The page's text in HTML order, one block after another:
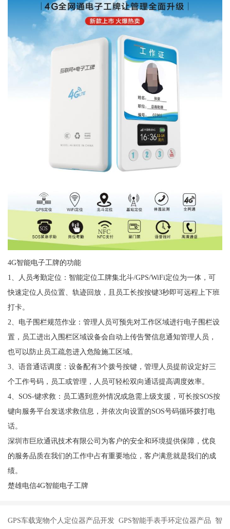
4G智能电子工牌的功能
1、人员考勤定位：智能定位工牌集北斗/GPS/WiFi定位为一体，可
快速定位人员位置、轨迹回放，且员工长按按键3秒即可远程上下班
打卡。
2、电子围栏规范作业：管理人员可预先对工作区域进行电子围栏设
置，员工进出入围栏区域设备会自动上传告警信息通知管理人员，
也可以防止员工疏忽进入危险施工区域。
3、语音通话调度：设备配有3个拨号按键，管理人员提前设定好三
个工作号码，员工或管理，人员可轻松双向通话提高调度效率。
4、SOS-键求救：员工遇到意外情况或急需上级支援，可长按SOS按
键向服务平台发送求救信息，并依次向设置的SOS号码循环拨打电
话。
深圳市巨欣通讯技术有限公司为客户的安全和环境提供保障，优良
的服务品质在我们的工作中占有重要地位，客户满意就是我们的成
绩。
楚雄电信4G智能电子工牌
GPS车载宠物个人定位器产品开发 GPS智能手表手环定位器产品 智